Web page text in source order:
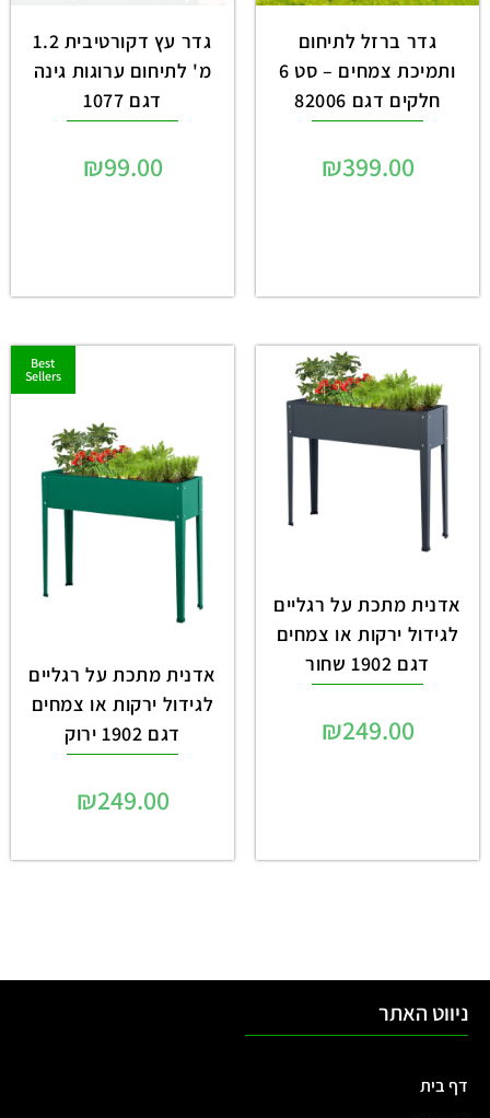
גדר ברזל לתיחום
ותמיכת צמחים – סט 6
חלקים דגם 82006
₪399.00
גדר עץ דקורטיבית 1.2
מ' לתיחום ערוגות גינה
דגם 1077
₪99.00
אדנית מתכת על רגליים
לגידול ירקות או צמחים
דגם 1902 שחור
₪249.00
Best
Sellers
אדנית מתכת על רגליים
לגידול ירקות או צמחים
דגם 1902 ירוק
₪249.00
ניווט האתר
דף בית